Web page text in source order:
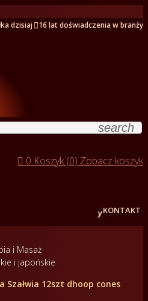
dzisiaj 16 lat doświadczenia w branży
search
 0 Koszyk (0) Zobacz koszyk
KONTAKT
i Masaż
i japońskie
Szałwia 12szt dhoop cones